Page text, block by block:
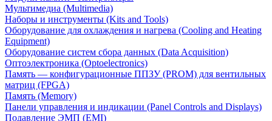
Мультимедиа (Multimedia)
Наборы и инструменты (Kits and Tools)
Оборудование для охлаждения и нагрева (Cooling and Heating
Equipment)
Оборудование систем сбора данных (Data Acquisition)
Оптоэлектроника (Optoelectronics)
Память — конфигурационные ППЗУ (PROM) для вентильных
матриц (FPGA)
Память (Memory)
Панели управления и индикации (Panel Controls and Displays)
Подавление ЭМП (EMI)